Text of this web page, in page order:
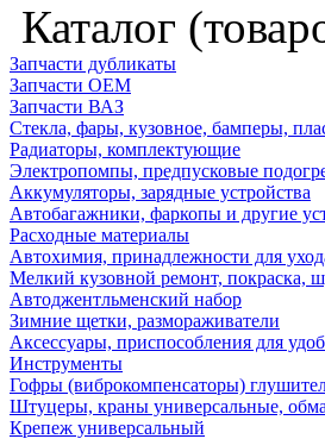
Каталог
Запчасти дубликаты
Запчасти ОЕМ
Запчасти ВАЗ
Стекла, фары, кузовное, бамперы,
Радиаторы, комплектующие
Электропомпы, предпусковые
Аккумуляторы, зарядные устройства
Автобагажники, фаркопы и другие
Расходные материалы
Автохимия, принадлежности для
Мелкий кузовной ремонт, покраска,
Автоджентльменский набор
Зимние щетки, размораживатели
Аксессуары, приспособления для
Инструменты
Гофры (виброкомпенсаторы)
Штуцеры, краны универсальные,
Крепеж универсальный